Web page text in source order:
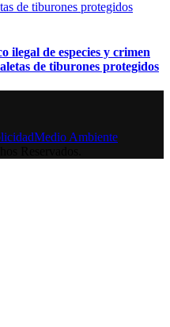
ilegal de especies y crimen
de tiburones protegidos
Medio Ambiente